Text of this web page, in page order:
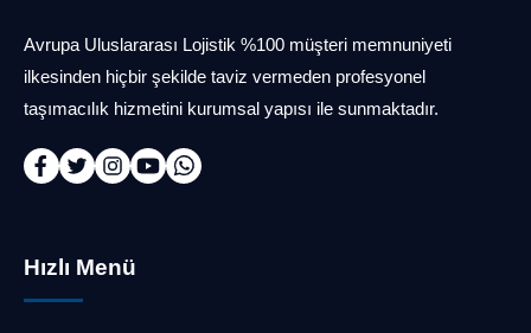
Avrupa Uluslararası Lojistik %100 müşteri memnuniyeti
ilkesinden hiçbir şekilde taviz vermeden profesyonel
taşımacılık hizmetini kurumsal yapısı ile sunmaktadır.
Hızlı Menü